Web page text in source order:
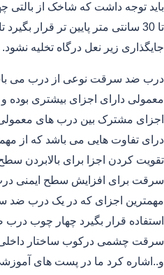
تا 30 سانتی متر پایین تر قرار
جایگذاری زیر نعل درگاه تخلیه نشود.
درب ضد سرقت نوعی از درب می
معمولی دارای اجزای بیشتری بوده و
اجزای مشترک بین درب های
درای تفاوت هایی می باشد که از
تقویت کردن اجزا برای بالابردن
سرقت برای افزایش سطح ایمنی
مهمترین اجزای که در یک درب ضد
استفاده قرار بگیرد چهار چوب
سرقت چشمی درکوب ساختار داخلی
و..اشاره کرد ما در پست های